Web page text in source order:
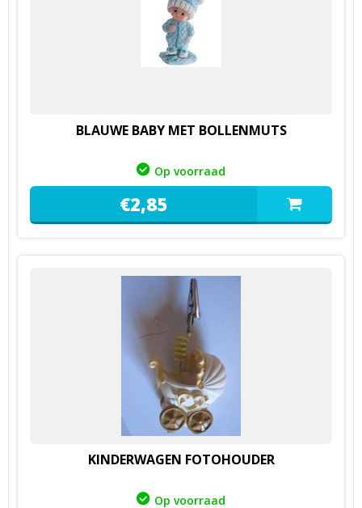
BLAUWE BABY MET BOLLENMUTS
Op voorraad
€2,85
KINDERWAGEN FOTOHOUDER
Op voorraad